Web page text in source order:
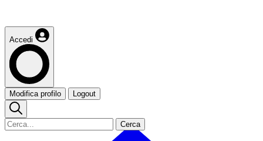
Accedi
Modifica profilo Logout
Cerca